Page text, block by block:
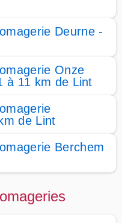
Deurne -
Onze
à 11 km de Lint
de Lint
Berchem